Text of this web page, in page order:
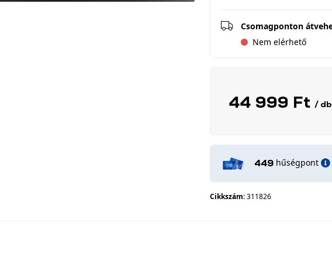
Csomagponton
Nem elérhető
44 999 Ft / db
449 hűségpont
Cikkszám:311826